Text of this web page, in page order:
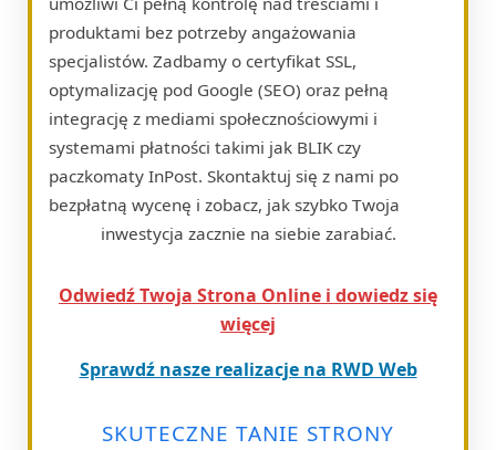
produktami bez potrzeby angażowania
specjalistów. Zadbamy o certyfikat SSL,
optymalizację pod Google (SEO) oraz pełną
integrację z mediami społecznościowymi i
systemami płatności takimi jak BLIK czy
paczkomaty InPost. Skontaktuj się z nami po
bezpłatną wycenę i zobacz, jak szybko Twoja
inwestycja zacznie na siebie zarabiać.
Odwiedź Twoja Strona Online i dowiedz się
więcej
Sprawdź nasze realizacje na RWD Web
SKUTECZNE TANIE STRONY